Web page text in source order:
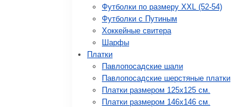
Футболки по размеру XXL (52-54)
Футболки с Путиным
Хоккейные свитера
Шарфы
Платки
Павлопосадские шали
Павлопосадские шерстяные платки
Платки размером 125х125 см.
Платки размером 146х146 см.